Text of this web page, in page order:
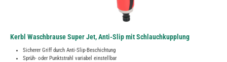
Kerbl Waschbrause Super Jet, Anti-Slip mit Schlauchkupplung
Sicherer Griff durch Anti-Slip-Beschichtung
Sprüh- oder Punktstrahl variabel einstellbar